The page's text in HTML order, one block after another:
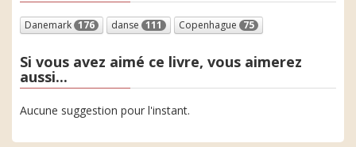
Danemark 176 danse 111 Copenhague 75
Si vous avez aimé ce livre, vous aimerez
aussi...
Aucune suggestion pour l'instant.